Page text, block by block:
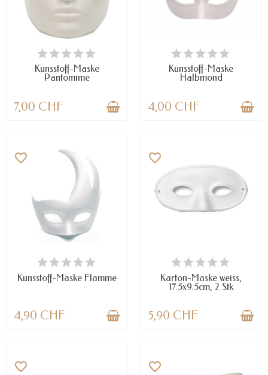
VERFÜGBAR
Kunsstoff-Maske
Pantomime
7,00 CHF
NUR NOCH WENIGE TEILE
VERFÜGBAR
Kunsstoff-Maske
Halbmond
4,00 CHF
NUR NOCH WENIGE TEILE
VERFÜGBAR
favorite_border
Kunsstoff-Maske Flamme
4,90 CHF
VERFÜGBAR
favorite_border
Karton-Maske weiss,
17.5x9.5cm, 2 Stk
5,90 CHF
favorite_border favorite_border